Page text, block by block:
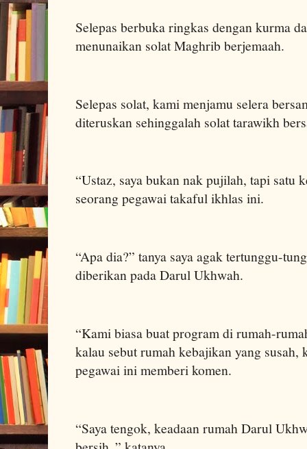
Selepas berbuka ringkas dengan kurma
menunaikan solat Maghrib berjemaah.
Selepas solat, kami menjamu selera
diteruskan sehinggalah solat tarawikh
“Ustaz, saya bukan nak pujilah, tapi satu
seorang pegawai takaful ikhlas ini.
“Apa dia?” tanya saya agak tertunggu-
diberikan pada Darul Ukhwah.
“Kami biasa buat program di rumah-
kalau sebut rumah kebajikan yang susah,
pegawai ini memberi komen.
“Saya tengok, keadaan rumah Darul